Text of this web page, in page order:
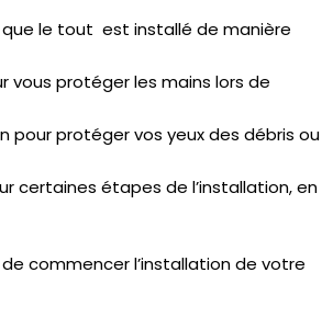
que le tout est installé de manière
protéger les mains lors de
protéger vos yeux des débris ou
certaines étapes de l’installation, en
commencer l’installation de votre